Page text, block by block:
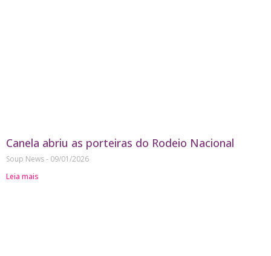
Canela abriu as porteiras do Rodeio Nacional
Soup News
09/01/2026
Leia mais